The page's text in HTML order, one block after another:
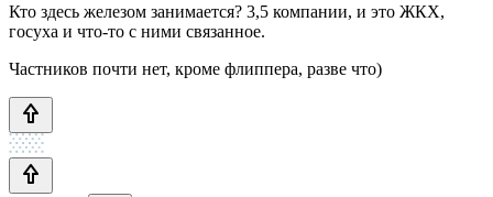
Кто здесь железом занимается? 3,5 компании, и это ЖКХ,
госуха и что-то с ними связанное.
Частников почти нет, кроме флиппера, разве что)